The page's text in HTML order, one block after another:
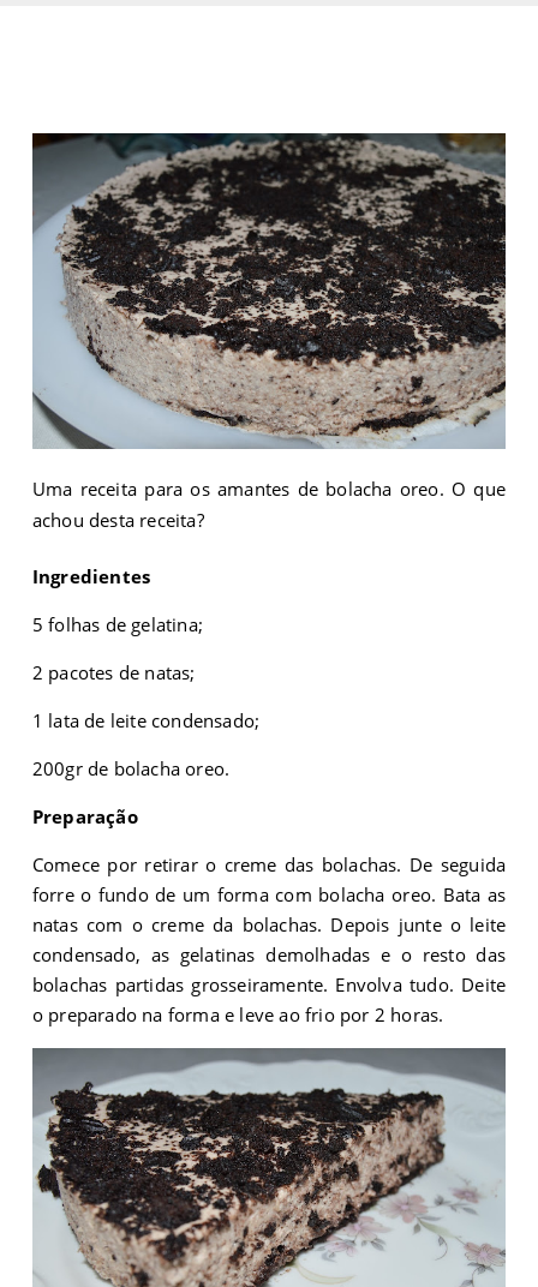
Uma receita para os amantes de bolacha oreo. O que
achou desta receita?
Ingredientes
5 folhas de gelatina;
2 pacotes de natas;
1 lata de leite condensado;
200gr de bolacha oreo.
Preparação
Comece por retirar o creme das bolachas. De seguida
forre o fundo de um forma com bolacha oreo. Bata as
natas com o creme da bolachas. Depois junte o leite
condensado, as gelatinas demolhadas e o resto das
bolachas partidas grosseiramente. Envolva tudo. Deite
o preparado na forma e leve ao frio por 2 horas.